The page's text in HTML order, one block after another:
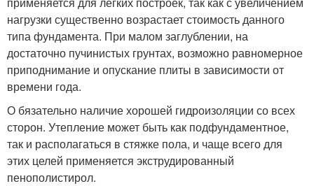
нагрузки существенно возрастает стоимость данного
типа фундамента. При малом заглублении, на
достаточно пучинистых грунтах, возможно равномерное
приподнимание и опускание плиты в зависимости от
времени года.
О бязательно наличие хорошей гидроизоляции со всех
сторон. Утепление может быть как подфундаментное,
так и располагаться в стяжке пола, и чаще всего для
этих целей применяется экструдированный
пенополистирол.